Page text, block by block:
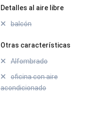
Detalles al aire libre
balcón
Otras características
Alfombrado
oficina con aire
acondicionado